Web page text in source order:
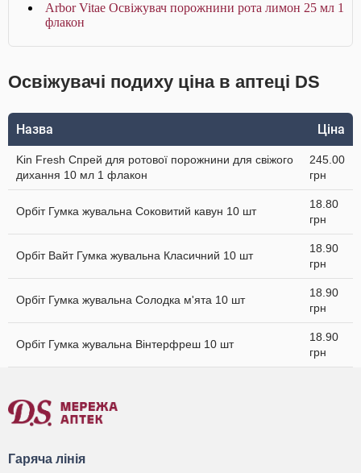
Arbor Vitae Освіжувач порожнини рота лимон 25 мл 1
флакон
Освіжувачі подиху ціна в аптеці DS
Назва Ціна
Kin Fresh Спрей для ротової порожнини для свіжого
дихання 10 мл 1 флакон
245.00
грн
Орбіт Гумка жувальна Соковитий кавун 10 шт
18.80
грн
Орбіт Вайт Гумка жувальна Класичний 10 шт
18.90
грн
Орбіт Гумка жувальна Солодка м'ята 10 шт
18.90
грн
Орбіт Гумка жувальна Вінтерфреш 10 шт
18.90
грн
Гаряча лінія